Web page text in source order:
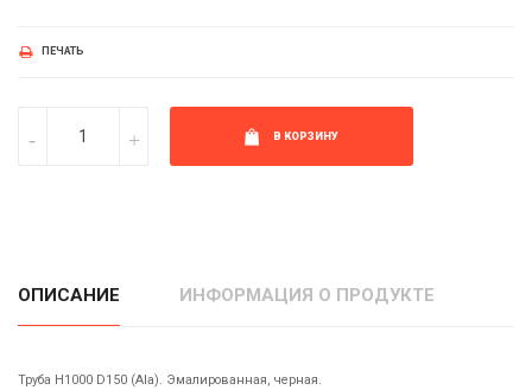
ПЕЧАТЬ
В КОРЗИНУ
ОПИСАНИЕ ИНФОРМАЦИЯ О ПРОДУКТЕ
Труба H1000 D150 (Ala). Эмалированная, черная.